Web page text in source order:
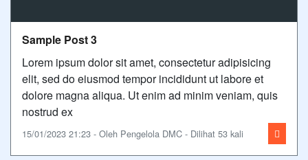
Sample Post 3
Lorem ipsum dolor sit amet, consectetur adipisicing
elit, sed do eiusmod tempor incididunt ut labore et
dolore magna aliqua. Ut enim ad minim veniam, quis
nostrud ex
15/01/2023 21:23 - Oleh Pengelola DMC - Dilihat 53 kali